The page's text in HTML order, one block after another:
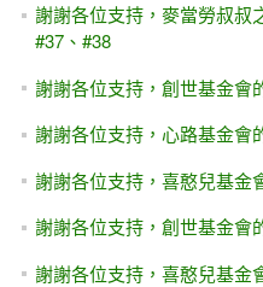
謝謝各位支持，麥當勞叔叔
#37、#38
謝謝各位支持，創世基金會
謝謝各位支持，心路基金會
謝謝各位支持，喜憨兒基金
謝謝各位支持，創世基金會
謝謝各位支持，喜憨兒基金